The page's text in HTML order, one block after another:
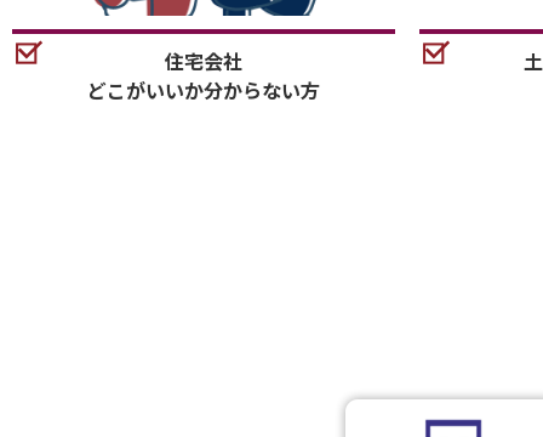
住宅会社
どこがいいか分からない方